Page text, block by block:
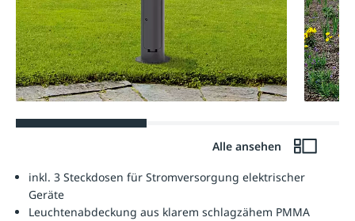
Alle ansehen
inkl. 3 Steckdosen für Stromversorgung elektrischer
Geräte
Leuchtenabdeckung aus klarem schlagzähem PMMA